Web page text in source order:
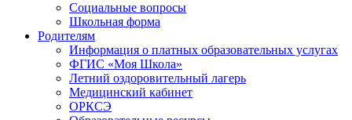
Социальные вопросы
Школьная форма
Родителям
Информация о платных образовательных услугах
ФГИС «Моя Школа»
Летний оздоровительный лагерь
Медицинский кабинет
ОРКСЭ